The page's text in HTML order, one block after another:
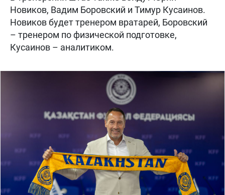
Новиков, Вадим Боровский и Тимур Кусаинов.
Новиков будет тренером вратарей, Боровский
– тренером по физической подготовке,
Кусаинов – аналитиком.